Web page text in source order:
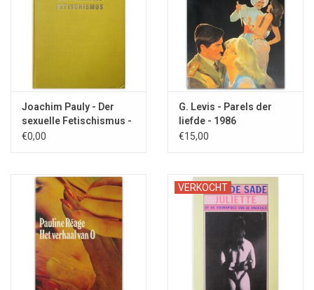
Joachim Pauly - Der
sexuelle Fetischismus -
1965
€0,00
G. Levis - Parels der
liefde - 1986
€15,00
VERKOCHT